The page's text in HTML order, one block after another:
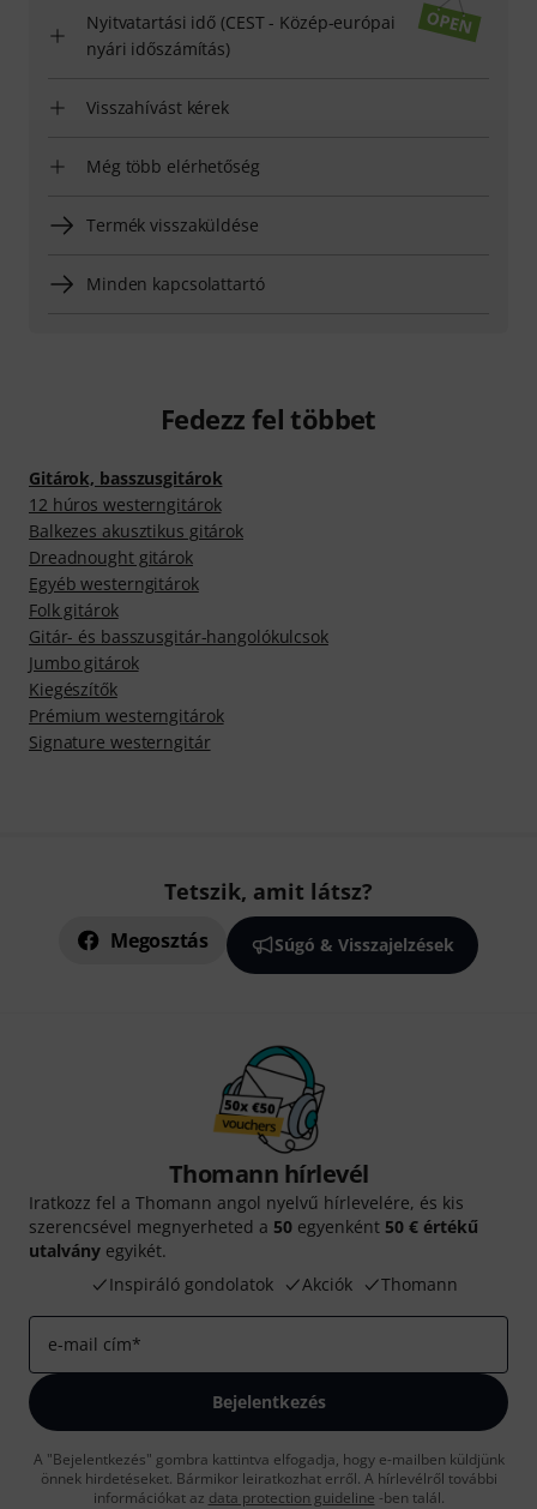
Nyitvatartási idő (CEST - Közép-európai
nyári időszámítás)
Visszahívást kérek
Még több elérhetőség
Termék visszaküldése
Minden kapcsolattartó
Fedezz fel többet
Gitárok, basszusgitárok
12 húros westerngitárok
Balkezes akusztikus gitárok
Dreadnought gitárok
Egyéb westerngitárok
Folk gitárok
Gitár- és basszusgitár-hangolókulcsok
Jumbo gitárok
Kiegészítők
Prémium westerngitárok
Signature westerngitár
Tetszik, amit látsz?
Megosztás Súgó & Visszajelzések
Thomann hírlevél
Iratkozz fel a Thomann angol nyelvű hírlevelére, és kis
szerencsével megnyerheted a 50 egyenként 50 € értékű
utalvány egyikét.
Inspiráló gondolatok
Akciók Thomann
e-mail cím*
Bejelentkezés
A "Bejelentkezés" gombra kattintva elfogadja, hogy e-mailben küldjünk
önnek hirdetéseket. Bármikor leiratkozhat erről. A hírlevélről további
információkat az data protection guideline -ben talál.